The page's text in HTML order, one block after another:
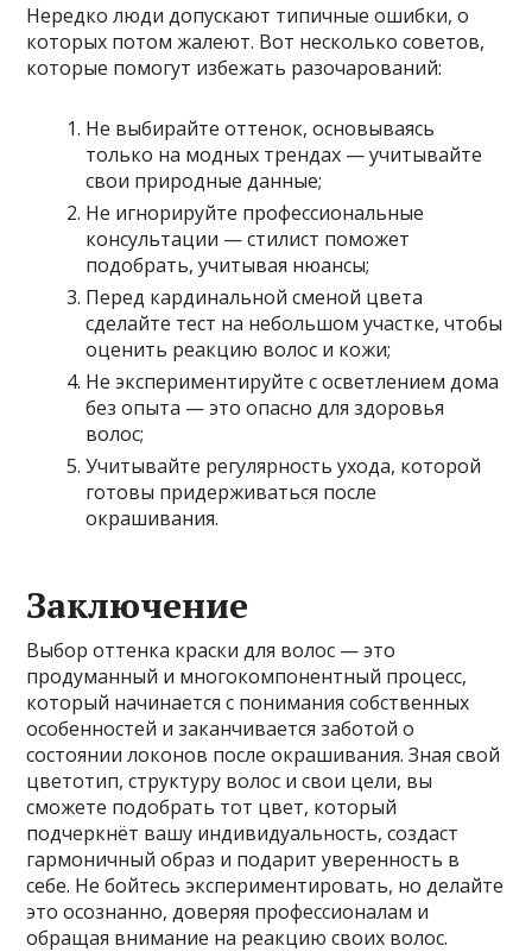
Нередко люди допускают типичные ошибки, о
которых потом жалеют. Вот несколько советов,
которые помогут избежать разочарований:
Не выбирайте оттенок, основываясь
только на модных трендах — учитывайте
свои природные данные;
Не игнорируйте профессиональные
консультации — стилист поможет
подобрать, учитывая нюансы;
Перед кардинальной сменой цвета
сделайте тест на небольшом участке, чтобы
оценить реакцию волос и кожи;
Не экспериментируйте с осветлением дома
без опыта — это опасно для здоровья
волос;
Учитывайте регулярность ухода, которой
готовы придерживаться после
окрашивания.
Заключение
Выбор оттенка краски для волос — это
продуманный и многокомпонентный процесс,
который начинается с понимания собственных
особенностей и заканчивается заботой о
состоянии локонов после окрашивания. Зная свой
цветотип, структуру волос и свои цели, вы
сможете подобрать тот цвет, который
подчеркнёт вашу индивидуальность, создаст
гармоничный образ и подарит уверенность в
себе. Не бойтесь экспериментировать, но делайте
это осознанно, доверяя профессионалам и
обращая внимание на реакцию своих волос.